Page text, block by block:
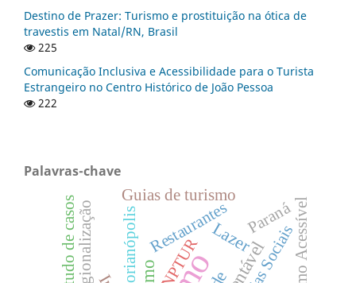
Destino de Prazer: Turismo e prostituição na ótica de
travestis em Natal/RN, Brasil
225
Comunicação Inclusiva e Acessibilidade para o Turista
Estrangeiro no Centro Histórico de João Pessoa
222
Palavras-chave
Lazer
Florianópolis
Regionalização Restaurantes Paraná
ANPTUR
Guias de turismo
Estudo de casos